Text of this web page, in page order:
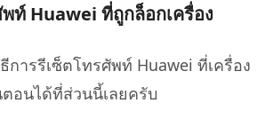
ท์ Huawei ที่ถูกล็อกเครื่อง
ารรีเซ็ตโทรศัพท์ Huawei ที่เครื่อง
อนได้ที่ส่วนนี้เลยครับ